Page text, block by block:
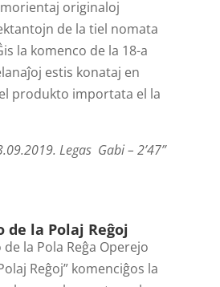
originaloj
de la tiel nomata
la komenco de la 18-a
estis konataj en
produkto importata el la
Legas Gabi – 2’47”
de la Polaj Reĝoj
de la Pola Reĝa Operejo
Reĝoj” komenciĝos la